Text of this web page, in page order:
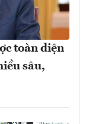
toàn diện
sâu,